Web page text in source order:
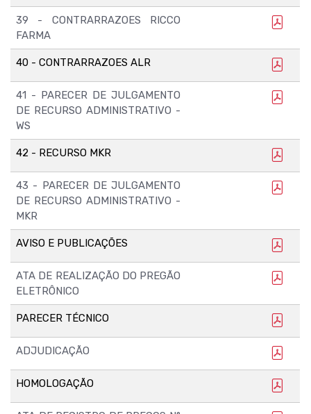
39 - CONTRARRAZOES RICCO
FARMA
40 - CONTRARRAZOES ALR
41 - PARECER DE JULGAMENTO
DE RECURSO ADMINISTRATIVO -
WS
42 - RECURSO MKR
43 - PARECER DE JULGAMENTO
DE RECURSO ADMINISTRATIVO -
MKR
AVISO E PUBLICAÇÕES
ATA DE REALIZAÇÃO DO PREGÃO
ELETRÔNICO
PARECER TÉCNICO
ADJUDICAÇÃO
HOMOLOGAÇÃO